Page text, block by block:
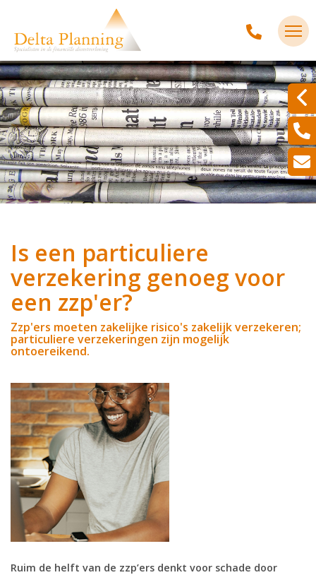
Is een particuliere
verzekering genoeg voor
een zzp'er?
Zzp'ers moeten zakelijke risico's zakelijk verzekeren;
particuliere verzekeringen zijn mogelijk
ontoereikend.
Ruim de helft van de zzp’ers denkt voor schade door